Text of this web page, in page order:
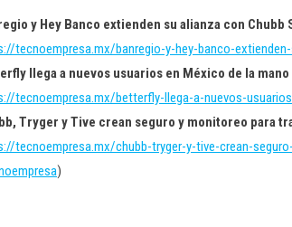
y Hey Banco extienden su alianza con Chubb
tecnoempresa.mx/banregio-y-hey-banco-
llega a nuevos usuarios en México de la mano
tecnoempresa.mx/betterfly-llega-a-nuevos-
Tryger y Tive crean seguro y monitoreo para
tecnoempresa.mx/chubb-tryger-y-tive-crean-
)